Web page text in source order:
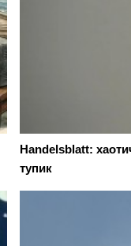
Handelsblatt:
тупик